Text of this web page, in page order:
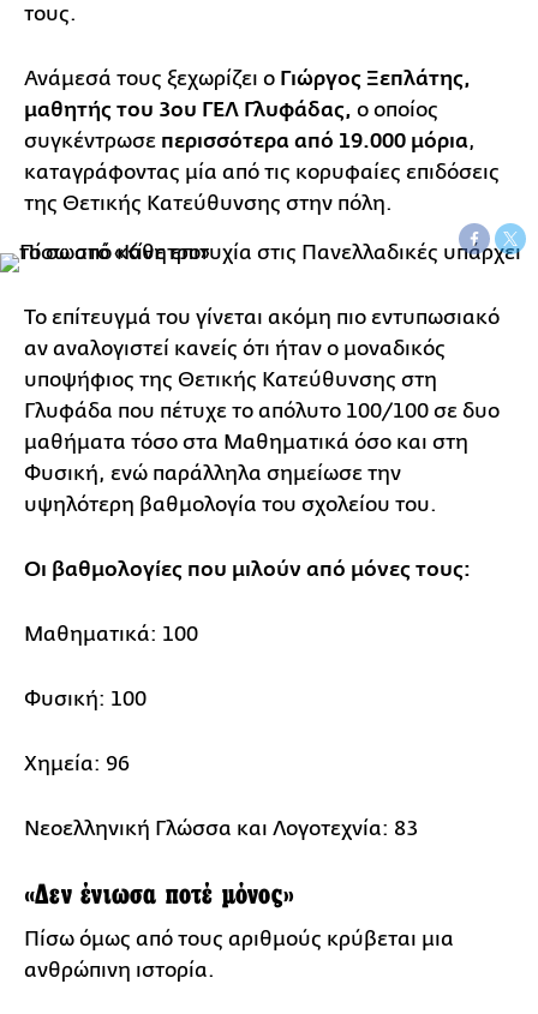
τους.
Ανάμεσά τους ξεχωρίζει ο Γιώργος Ξεπλάτης,
μαθητής του 3ου ΓΕΛ Γλυφάδας, ο οποίος
συγκέντρωσε περισσότερα από 19.000 μόρια,
καταγράφοντας μία από τις κορυφαίες επιδόσεις
της Θετικής Κατεύθυνσης στην πόλη.
Το επίτευγμά του γίνεται ακόμη πιο εντυπωσιακό
αν αναλογιστεί κανείς ότι ήταν ο μοναδικός
υποψήφιος της Θετικής Κατεύθυνσης στη
Γλυφάδα που πέτυχε το απόλυτο 100/100 σε δυο
μαθήματα τόσο στα Μαθηματικά όσο και στη
Φυσική, ενώ παράλληλα σημείωσε την
υψηλότερη βαθμολογία του σχολείου του.
Οι βαθμολογίες που μιλούν από μόνες τους:
Μαθηματικά: 100
Φυσική: 100
Χημεία: 96
Νεοελληνική Γλώσσα και Λογοτεχνία: 83
«Δεν ένιωσα ποτέ μόνος»
Πίσω όμως από τους αριθμούς κρύβεται μια
ανθρώπινη ιστορία.